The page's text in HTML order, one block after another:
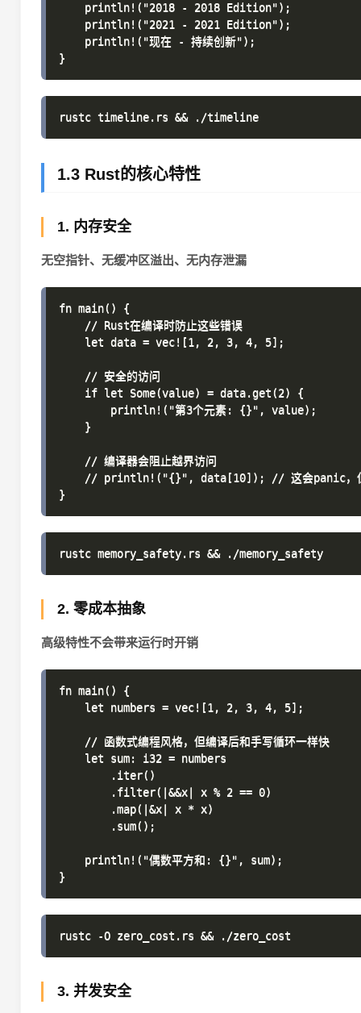
    println!("2018 - 2018 Edition");
    println!("2021 - 2021 Edition");
    println!("现在 - 持续创新");
1.3 Rust的核心特性
1. 内存安全
无空指针、无缓冲区溢出、无内存泄漏
fn main() {
    // Rust在编译时防止这些错误
    let data = vec![1, 2, 3, 4, 5];
    // 安全的访问
    if let Some(value) = data.get(2) {
        println!("第3个元素: {}", value);
    }
    // 编译器会阻止越界访问
// println!("{}", data[10]); // 这会panic，
2. 零成本抽象
高级特性不会带来运行时开销
fn main() {
    let numbers = vec![1, 2, 3, 4, 5];
    // 函数式编程风格，但编译后和手写循环一样快
    let sum: i32 = numbers
        .iter()
        .filter(|&&x| x % 2 == 0)
        .map(|&x| x * x)
        .sum();
    println!("偶数平方和: {}", sum);
3. 并发安全